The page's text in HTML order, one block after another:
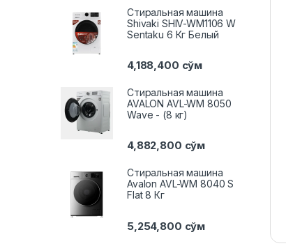
Стиральная машина
Shivaki SHIV-WM1106 W
Sentaku 6 Кг Белый
4,188,400 сўм
Стиральная машина
AVALON AVL-WM 8050
Wave - (8 кг)
4,882,800 сўм
Стиральная машина
Avalon AVL-WM 8040 S
Flat 8 Кг
5,254,800 сўм